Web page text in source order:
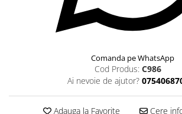
Comanda pe WhatsApp
Cod Produs: C986
Ai nevoie de ajutor?
Adauga la Favorite Cere